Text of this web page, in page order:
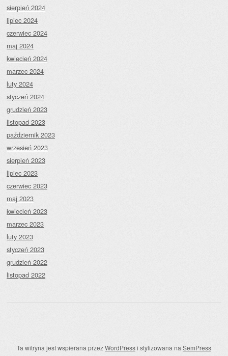
sierpień 2024
lipiec 2024
czerwiec 2024
maj 2024
kwiecień 2024
marzec 2024
luty 2024
styczeń 2024
grudzień 2023
listopad 2023
październik 2023
wrzesień 2023
sierpień 2023
lipiec 2023
czerwiec 2023
maj 2023
kwiecień 2023
marzec 2023
luty 2023
styczeń 2023
grudzień 2022
listopad 2022
Ta witryna jest wspierana przezWordPressi stylizowana na SemPress